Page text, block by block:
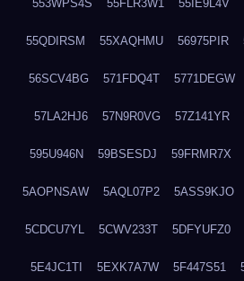
553WPS4S 55FLR3W1 55IE9L4V
55QDIRSM 55XAQHMU 56975PIR
56SCV4BG 571FDQ4T 5771DEGW
57LA2HJ6 57N9R0VG 57Z141YR
595U946N 59BSESDJ 59FRMR7X
5AOPNSAW 5AQL07P2 5ASS9KJO
5CDCU7YL 5CWV233T 5DFYUFZ0
5E4JC1TI 5EXK7A7W 5F447S51